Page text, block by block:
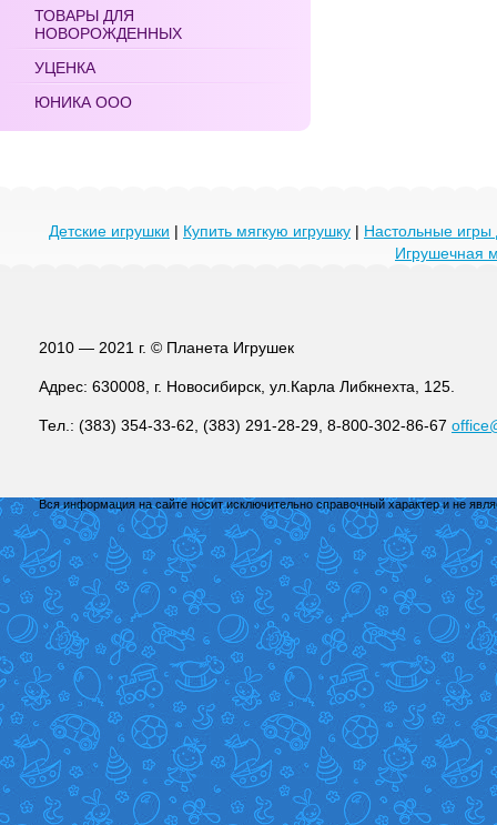
ТОВАРЫ ДЛЯ
НОВОРОЖДЕННЫХ
УЦЕНКА
ЮНИКА ООО
Детские игрушки | Купить мягкую игрушку | Настольные игры
Игрушечная
2010 — 2021 г. © Планета Игрушек
Адрес: 630008, г. Новосибирск, ул.Карла Либкнехта, 125.
Тел.: (383) 354-33-62, (383) 291-28-29, 8-800-302-86-67
Вся информация на сайте носит исключительно справочный характер и не